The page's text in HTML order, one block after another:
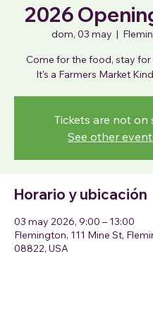
2026
dom, 03 may
  |
Come for the food, stay
It's a Farmers Market
Tickets are not on
See other
Horario y ubicación
03 may 2026, 9:00 – 13:00
Flemington, 111 Mine St,
08822, USA